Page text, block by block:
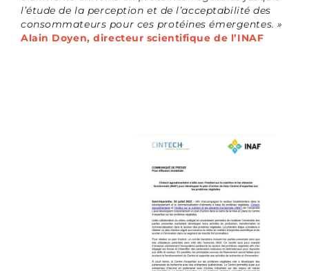
l’étude de la perception et de l’acceptabilité des
consommateurs pour ces protéines émergentes. »
Alain Doyen, directeur scientifique de l’INAF